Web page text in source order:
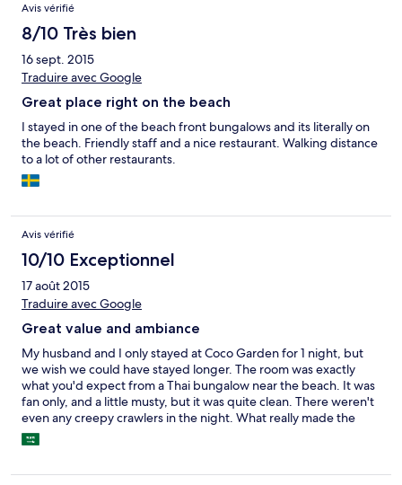
das "Stadtzentrum" von Thong Sala erreichen und die Beach Bar
direkt am Strand war zum Entspannen perfekt. Das Restaurant
bietet sehr gutes, leckeres Essen an und ist preislich für ein
Resort durchschnittlich. Der Strand ist zum Schwimmen und
Schnorcheln leider nicht geeignet, da das Wasser sehr flach ist.
Avis vérifié
8/10 Très bien
16 sept. 2015
Traduire avec Google
Great place right on the beach
I stayed in one of the beach front bungalows and its literally on
the beach. Friendly staff and a nice restaurant. Walking distance
to a lot of other restaurants.
Avis vérifié
10/10 Exceptionnel
17 août 2015
Traduire avec Google
Great value and ambiance
My husband and I only stayed at Coco Garden for 1 night, but
we wish we could have stayed longer. The room was exactly
what you'd expect from a Thai bungalow near the beach. It was
fan only, and a little musty, but it was quite clean. There weren't
even any creepy crawlers in the night. What really made the
place great was the relaxing mood and ambiance of the
common area/restaurant/bar. There were plenty of seats for